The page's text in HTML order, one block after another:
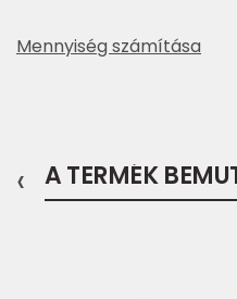
Mennyiség számítása
A TERMÉK
‹